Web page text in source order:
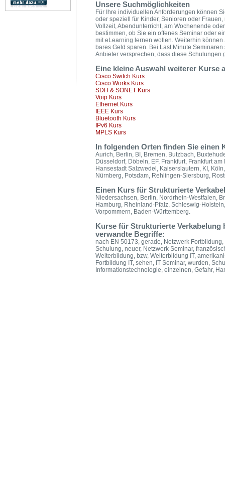
Unsere Suchmöglichkeiten
Für Ihre individuellen Anforderungen können
oder speziell für Kinder, Senioren oder
Vollzeit, Abendunterricht, am Wochenende
bestimmen, ob Sie ein offenes Seminar oder
mit eLearning lernen wollen. Weiterhin
bares Geld sparen. Bei Last Minute
Anbieter versprechen, dass diese Schulungen
Eine kleine Auswahl weiterer Kurse
Cisco Switch Kurs
Cisco Works Kurs
SDH & SONET Kurs
Voip Kurs
Ethernet Kurs
IEEE Kurs
Bluetooth Kurs
IPv6 Kurs
MPLS Kurs
In folgenden Orten finden Sie
Aurich, Berlin, BI, Bremen, Butzbach,
Düsseldorf, Döbeln, EF, Frankfurt, Frankfurt
Hansestadt Salzwedel, Kaiserslautern, KI,
Nürnberg, Potsdam, Rehlingen-Siersburg,
Einen Kurs für Strukturierte
Niedersachsen, Berlin, Nordrhein-Westfalen,
Hamburg, Rheinland-Pfalz, Schleswig-
Vorpommern, Baden-Württemberg.
Kurse für Strukturierte Verkabelung
verwandte Begriffe:
nach EN 50173, gerade, Netzwerk
Schulung, neuer, Netzwerk Seminar,
Weiterbildung, bzw, Weiterbildung IT,
Fortbildung IT, sehen, IT Seminar, wurden,
Informationstechnologie, einzelnen, Gefahr,